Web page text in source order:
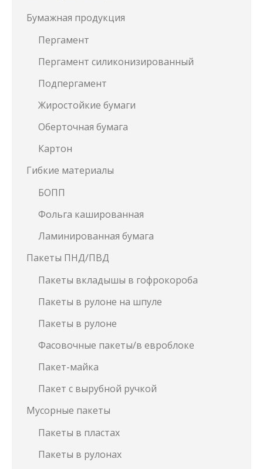
Бумажная продукция
Пергамент
Пергамент силиконизированный
Подпергамент
Жиростойкие бумаги
Оберточная бумага
Картон
Гибкие материалы
БОПП
Фольга кашированная
Ламинированная бумага
Пакеты ПНД/ПВД
Пакеты вкладышы в гофрокороба
Пакеты в рулоне на шпуле
Пакеты в рулоне
Фасовочные пакеты/в евроблоке
Пакет-майка
Пакет с вырубной ручкой
Мусорные пакеты
Пакеты в пластах
Пакеты в рулонах